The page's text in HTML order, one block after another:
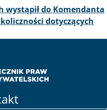
wystąpił do Komendanta
dotyczących